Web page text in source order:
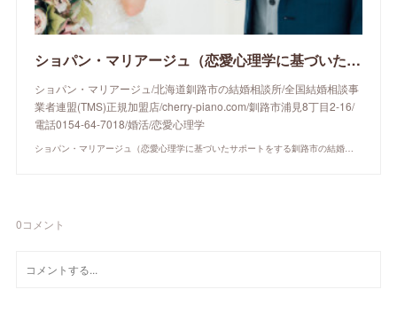
ショパン・マリアージュ（恋愛心理学に基づいたサポートをする釧路市の結婚相談所）/ 全国結婚相談事業者連盟正規加盟店 / cherry-piano.com
ショパン・マリアージュ/北海道釧路市の結婚相談所/全国結婚相談事
業者連盟(TMS)正規加盟店/cherry-piano.com/釧路市浦見8丁目2-16/
電話0154-64-7018/婚活/恋愛心理学
0コメント